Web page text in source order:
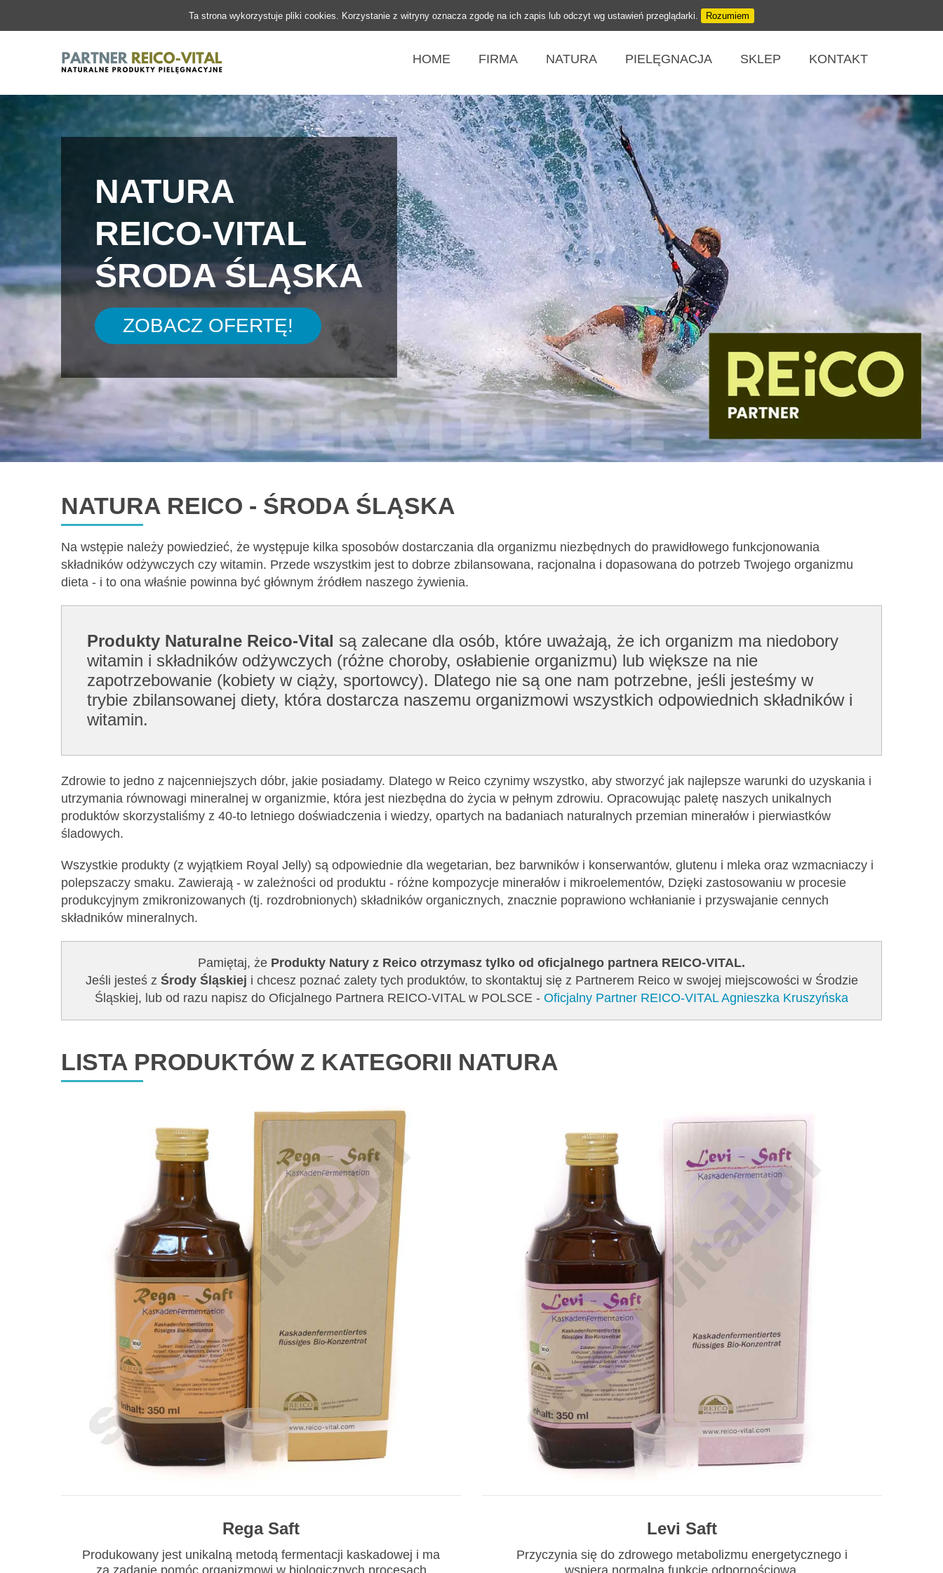
Ta strona wykorzystuje pliki cookies. Korzystanie z witryny oznacza zgodę na ich zapis lub odczyt wg ustawień przeglądarki. Rozumiem
HOME FIRMA NATURA PIELĘGNACJA SKLEP KONTAKT
NATURA
REICO-VITAL
ŚRODA ŚLĄSKA
ZOBACZ OFERTĘ!
NATURA REICO - ŚRODA ŚLĄSKA
Na wstępie należy powiedzieć, że występuje kilka sposobów dostarczania dla organizmu niezbędnych do prawidłowego funkcjonowania
składników odżywczych czy witamin. Przede wszystkim jest to dobrze zbilansowana, racjonalna i dopasowana do potrzeb Twojego organizmu
dieta - i to ona właśnie powinna być głównym źródłem naszego żywienia.
Produkty Naturalne Reico-Vital są zalecane dla osób, które uważają, że ich organizm ma niedobory
witamin i składników odżywczych (różne choroby, osłabienie organizmu) lub większe na nie
zapotrzebowanie (kobiety w ciąży, sportowcy). Dlatego nie są one nam potrzebne, jeśli jesteśmy w
trybie zbilansowanej diety, która dostarcza naszemu organizmowi wszystkich odpowiednich składników i
witamin.
Zdrowie to jedno z najcenniejszych dóbr, jakie posiadamy. Dlatego w Reico czynimy wszystko, aby stworzyć jak najlepsze warunki do uzyskania i
utrzymania równowagi mineralnej w organizmie, która jest niezbędna do życia w pełnym zdrowiu. Opracowując paletę naszych unikalnych
produktów skorzystaliśmy z 40-to letniego doświadczenia i wiedzy, opartych na badaniach naturalnych przemian minerałów i pierwiastków
śladowych.
Wszystkie produkty (z wyjątkiem Royal Jelly) są odpowiednie dla wegetarian, bez barwników i konserwantów, glutenu i mleka oraz wzmacniaczy i
polepszaczy smaku. Zawierają - w zależności od produktu - różne kompozycje minerałów i mikroelementów, Dzięki zastosowaniu w procesie
produkcyjnym zmikronizowanych (tj. rozdrobnionych) składników organicznych, znacznie poprawiono wchłanianie i przyswajanie cennych
składników mineralnych.
Pamiętaj, że Produkty Natury z Reico otrzymasz tylko od oficjalnego partnera REICO-VITAL.
Jeśli jesteś z Środy Śląskiej i chcesz poznać zalety tych produktów, to skontaktuj się z Partnerem Reico w swojej miejscowości w Środzie
Śląskiej, lub od razu napisz do Oficjalnego Partnera REICO-VITAL w POLSCE - Oficjalny Partner REICO-VITAL Agnieszka Kruszyńska
LISTA PRODUKTÓW Z KATEGORII NATURA
Rega Saft
Produkowany jest unikalną metodą fermentacji kaskadowej i ma
Levi Saft
Przyczynia się do zdrowego metabolizmu energetycznego i